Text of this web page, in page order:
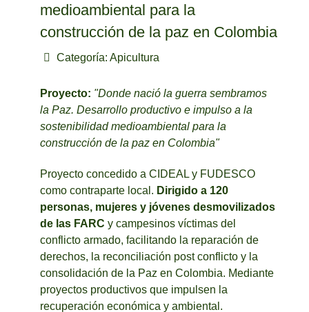
medioambiental para la
construcción de la paz en Colombia
Categoría: Apicultura
Proyecto: "Donde nació la guerra sembramos
la Paz. Desarrollo productivo e impulso a la
sostenibilidad medioambiental para la
construcción de la paz en Colombia"
Proyecto concedido a CIDEAL y FUDESCO
como contraparte local. Dirigido a 120
personas, mujeres y jóvenes desmovilizados
de las FARC y campesinos víctimas del
conflicto armado, facilitando la reparación de
derechos, la reconciliación post conflicto y la
consolidación de la Paz en Colombia. Mediante
proyectos productivos que impulsen la
recuperación económica y ambiental.